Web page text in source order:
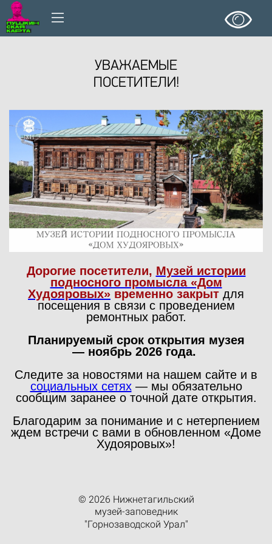
УВАЖАЕМЫЕ
ПОСЕТИТЕЛИ!
Дорогие посетители, Музей истории
подносного промысла «Дом
Худояровых» временно закрыт для
посещения в связи с проведением
ремонтных работ.
Планируемый срок открытия музея
— ноябрь 2026 года.
Следите за новостями на нашем сайте и в
социальных сетях— мы обязательно
сообщим заранее о точной дате открытия.
Благодарим за понимание и с нетерпением
ждем встречи с вами в обновленном «Доме
Худояровых»!
© 2026 Нижнетагильский
музей-заповедник
"Горнозаводской Урал"